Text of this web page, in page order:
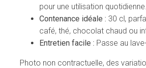
pour une utilisation quotidienne.
Contenance idéale : 30 cl,
café, thé, chocolat chaud ou
Entretien facile : Passe au
Photo non contractuelle, des